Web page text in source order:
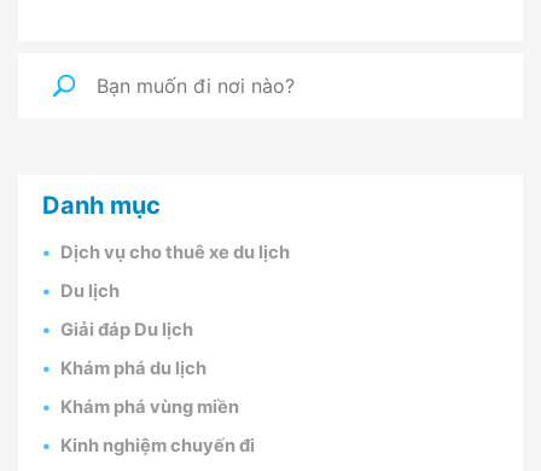
Danh mục
Dịch vụ cho thuê xe du lịch
Du lịch
Giải đáp Du lịch
Khám phá du lịch
Khám phá vùng miền
Kinh nghiệm chuyến đi